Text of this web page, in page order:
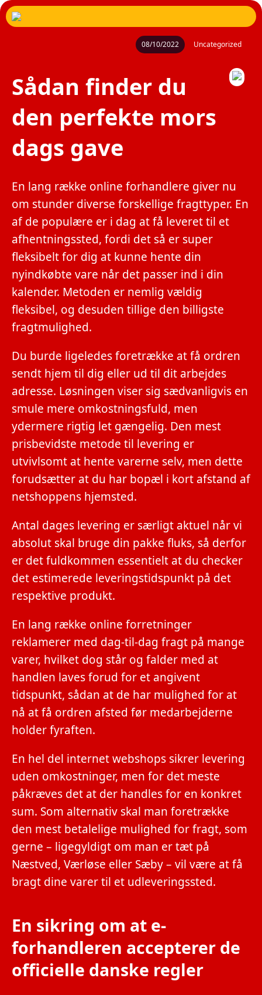
08/10/2022 Uncategorized
Sådan finder du
den perfekte mors
dags gave
En lang række online forhandlere giver nu
om stunder diverse forskellige fragttyper. En
af de populære er i dag at få leveret til et
afhentningssted, fordi det så er super
fleksibelt for dig at kunne hente din
nyindkøbte vare når det passer ind i din
kalender. Metoden er nemlig vældig
fleksibel, og desuden tillige den billigste
fragtmulighed.
Du burde ligeledes foretrække at få ordren
sendt hjem til dig eller ud til dit arbejdes
adresse. Løsningen viser sig sædvanligvis en
smule mere omkostningsfuld, men
ydermere rigtig let gængelig. Den mest
prisbevidste metode til levering er
utvivlsomt at hente varerne selv, men dette
forudsætter at du har bopæl i kort afstand af
netshoppens hjemsted.
Antal dages levering er særligt aktuel når vi
absolut skal bruge din pakke fluks, så derfor
er det fuldkommen essentielt at du checker
det estimerede leveringstidspunkt på det
respektive produkt.
En lang række online forretninger
reklamerer med dag-til-dag fragt på mange
varer, hvilket dog står og falder med at
handlen laves forud for et angivent
tidspunkt, sådan at de har mulighed for at
nå at få ordren afsted før medarbejderne
holder fyraften.
En hel del internet webshops sikrer levering
uden omkostninger, men for det meste
påkræves det at der handles for en konkret
sum. Som alternativ skal man foretrække
den mest betalelige mulighed for fragt, som
gerne – ligegyldigt om man er tæt på
Næstved, Værløse eller Sæby – vil være at få
bragt dine varer til et udleveringssted.
En sikring om at e-
forhandleren accepterer de
officielle danske regler